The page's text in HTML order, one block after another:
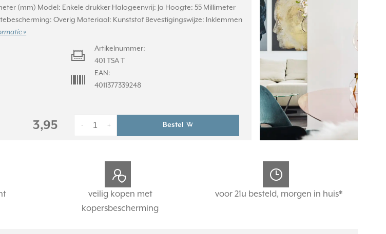
(mm) Model: Enkele drukker Halogeenvrij: Ja Hoogte: 55 Millimeter
Overig Materiaal: Kunststof Bevestigingswijze: Inklemmen
»
Artikelnummer:
401 TSA T
EAN:
4011377339248
3,95 +
- Bestel
veilig kopen met
kopersbescherming
voor 21u besteld, morgen in huis*